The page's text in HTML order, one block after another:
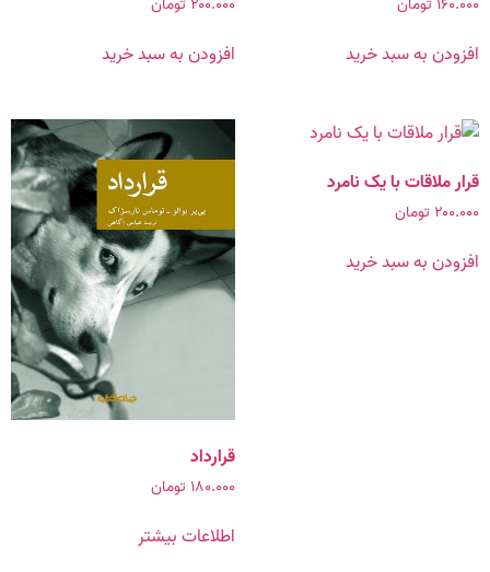
۱۶۰.۰۰۰ تومان
افزودن به سبد خرید
۲۰۰.۰۰۰ تومان
افزودن به سبد خرید
قرار ملاقات با یک نامرد
۲۰۰.۰۰۰ تومان
افزودن به سبد خرید
قرارداد
۱۸۰.۰۰۰ تومان
اطلاعات بیشتر